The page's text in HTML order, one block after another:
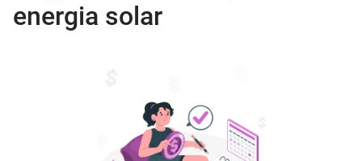
energia solar